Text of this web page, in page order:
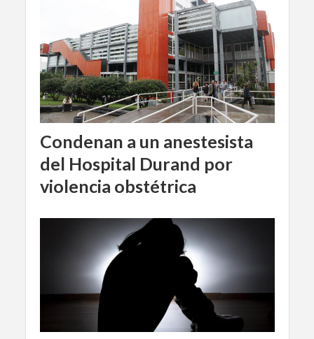
Condenan a un anestesista
del Hospital Durand por
violencia obstétrica